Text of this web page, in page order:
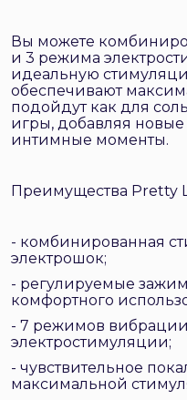
Вы можете
и 3 режима
идеальную
обеспечивают
подойдут как для
игры, добавляя
интимные моменты.
Преимущества Pretty
- комбинированная
электрошок;
- регулируемые
комфортного
- 7 режимов
электростимуляции;
- чувствительное
максимальной